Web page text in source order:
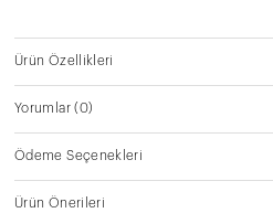
Ürün Özellikleri
Yorumlar(0)
Ödeme Seçenekleri
Ürün Önerileri